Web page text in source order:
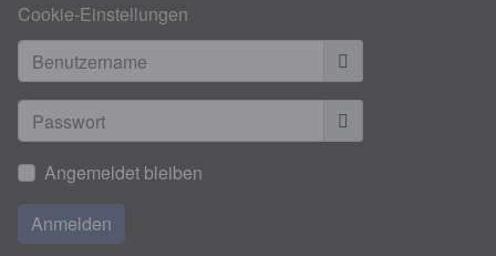
Cookie-Einstellungen
Benutzername
Anzeigen
Angemeldet bleiben
Anmelden